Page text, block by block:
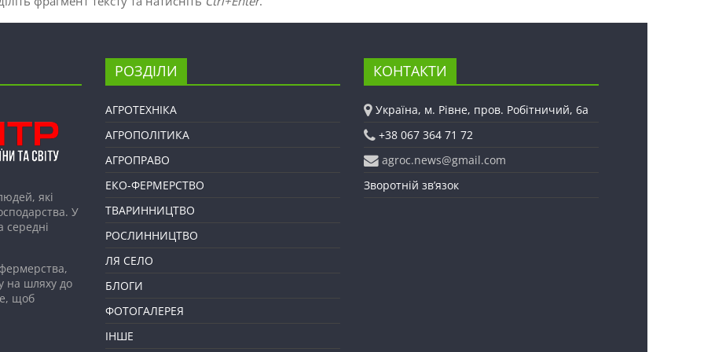
які
У
середні
на шляху до
щоб
РОЗДІЛИ
АГРОТЕХНІКА
АГРОПОЛІТИКА
АГРОПРАВО
ЕКО-ФЕРМЕРСТВО
ТВАРИННИЦТВО
РОСЛИННИЦТВО
ЛЯ СЕЛО
БЛОГИ
ФОТОГАЛЕРЕЯ
ІНШЕ
КОНТАКТИ
Україна, м. Рівне, пров. Робітничий, 6а
+38 067 364 71 72
agroc.news@gmail.com
Зворотній зв’язок